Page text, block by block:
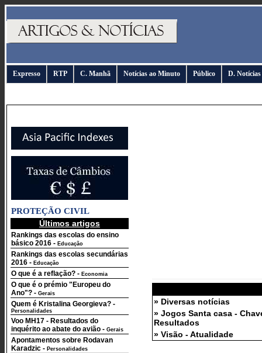
Expresso RTP C. Manhã Notícias ao Minuto Público D. Notícias
PROTEÇÃO CIVIL
Últimos artigos
Rankings das escolas do ensino
básico 2016 - Educação
Rankings das escolas secundárias
2016 - Educação
O que é a reflação? - Economia
O que é o prémio "Europeu do
Ano"? - Gerais
Quem é Kristalina Georgieva? -
Personalidades
Voo MH17 - Resultados do
inquérito ao abate do avião - Gerais
Apontamentos sobre Rodavan
Karadzic - Personalidades
» Diversas notícias
» Jogos Santa casa -
Resultados
» Visão - Atualidade